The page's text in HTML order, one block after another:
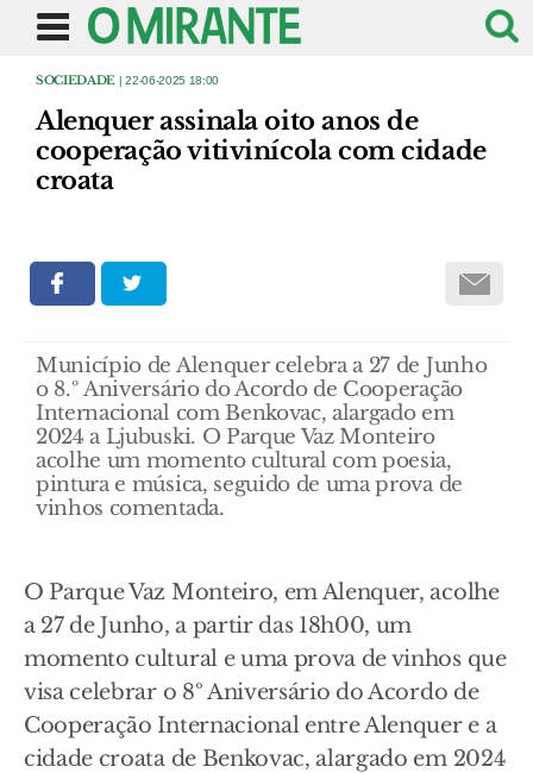
SOCIEDADE | 22-06-2025 18:00
Alenquer assinala oito anos de
cooperação vitivinícola com cidade
croata
Município de Alenquer celebra a 27 de Junho
o 8.º Aniversário do Acordo de Cooperação
Internacional com Benkovac, alargado em
2024 a Ljubuski. O Parque Vaz Monteiro
acolhe um momento cultural com poesia,
pintura e música, seguido de uma prova de
vinhos comentada.
O Parque Vaz Monteiro, em Alenquer, acolhe
a 27 de Junho, a partir das 18h00, um
momento cultural e uma prova de vinhos que
visa celebrar o 8º Aniversário do Acordo de
Cooperação Internacional entre Alenquer e a
cidade croata de Benkovac, alargado em 2024